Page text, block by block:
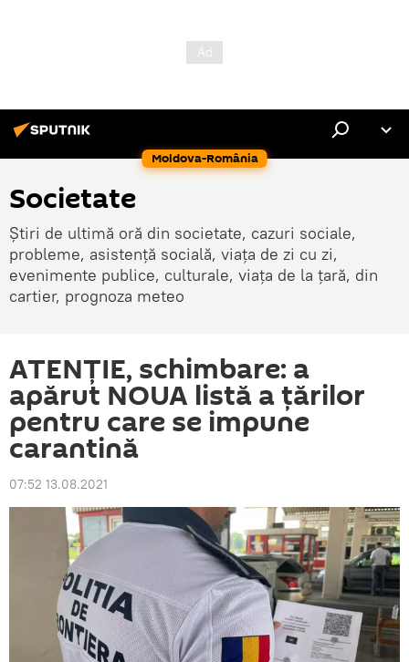
Moldova-România
Societate
Știri de ultimă oră din societate, cazuri sociale,
probleme, asistență socială, viața de zi cu zi,
evenimente publice, culturale, viața de la țară, din
cartier, prognoza meteo
ATENȚIE, schimbare: a
apărut NOUA listă a țărilor
pentru care se impune
carantină
07:52 13.08.2021